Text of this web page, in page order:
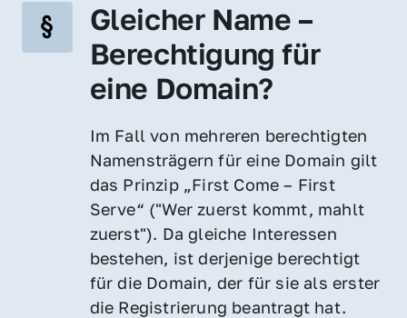
Gleicher Name –
Berechtigung für
eine Domain?
Im Fall von mehreren berechtigten
Namensträgern für eine Domain gilt
das Prinzip „First Come – First
Serve“ ("Wer zuerst kommt, mahlt
zuerst"). Da gleiche Interessen
bestehen, ist derjenige berechtigt
für die Domain, der für sie als erster
die Registrierung beantragt hat.